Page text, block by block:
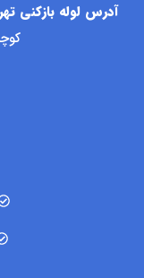
آدرس لوله بازکنی